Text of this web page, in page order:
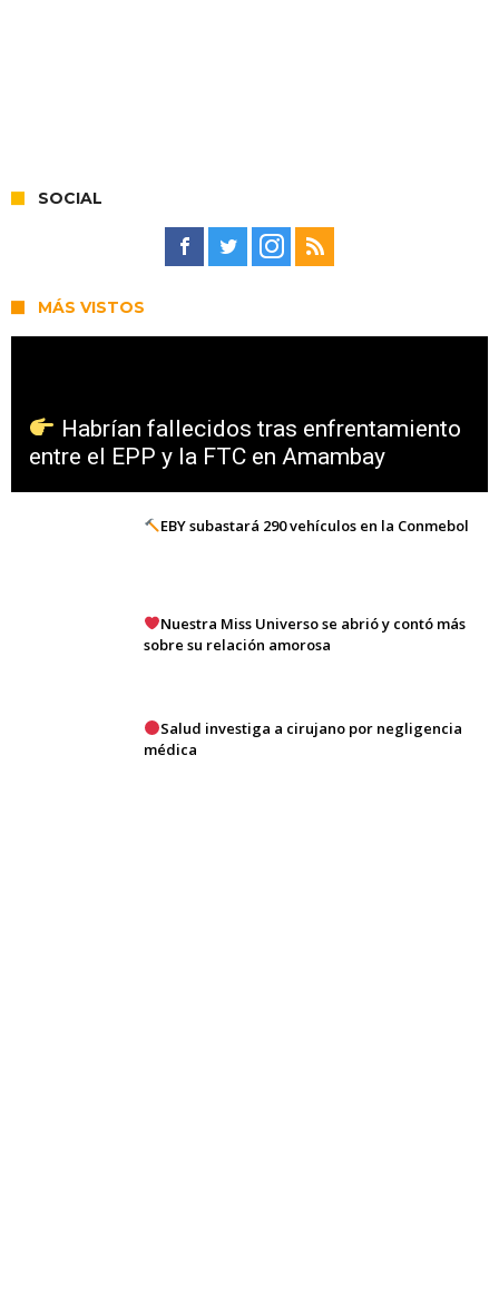
SOCIAL
MÁS VISTOS
Habrían fallecidos tras enfrentamiento
entre el EPP y la FTC en Amambay
EBY subastará 290 vehículos en la Conmebol
Nuestra Miss Universo se abrió y contó más
sobre su relación amorosa
Salud investiga a cirujano por negligencia
médica